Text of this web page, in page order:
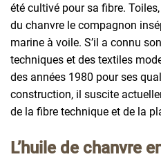
été cultivé pour sa fibre.
du chanvre le compagnon
marine à voile. S’il a connu
techniques et des textiles
des années 1980 pour ses
construction, il suscite
de la fibre technique et de la
L’huile de chanvre